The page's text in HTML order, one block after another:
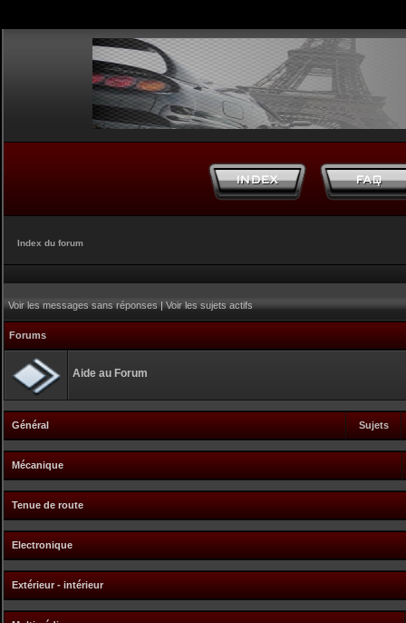
Index du forum
Voir les messages sans réponses|Voir les sujets actifs
Forums
Aide au Forum
Général Sujets
Mécanique
Tenue de route
Electronique
Extérieur - intérieur